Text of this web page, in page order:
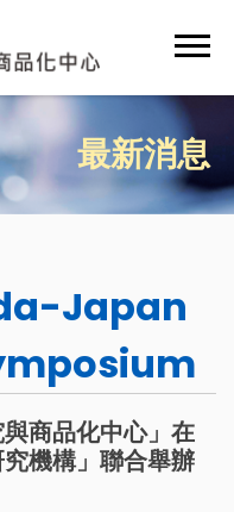
最新消息
Japan
與商品化中心」在
機構」聯合舉辦